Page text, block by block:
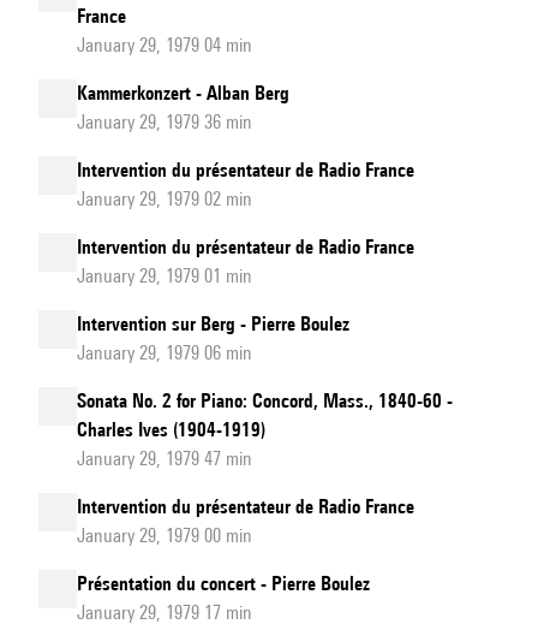
France
January 29, 1979 04 min
Kammerkonzert - Alban Berg
January 29, 1979 36 min
Intervention du présentateur de Radio France
January 29, 1979 02 min
Intervention du présentateur de Radio France
January 29, 1979 01 min
Intervention sur Berg - Pierre Boulez
January 29, 1979 06 min
Sonata No. 2 for Piano: Concord, Mass., 1840-60 -
Charles Ives (1904-1919)
January 29, 1979 47 min
Intervention du présentateur de Radio France
January 29, 1979 00 min
Présentation du concert - Pierre Boulez
January 29, 1979 17 min